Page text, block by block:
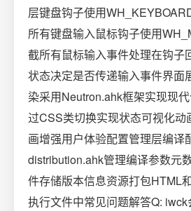
层键盘钩子使用
所有键盘输入鼠标钩子使用
截所有鼠标输入事件处理在钩子
状态决定是否传递输入事件界面
染采用Neutron.ahk框架实现现
过CSS类切换实现状态可视化
画增强用户体验配置管理层编译
distribution.ahk管理编译参数元
件存储版本信息资源打包HTML
执行文件中常见问题解答Q: